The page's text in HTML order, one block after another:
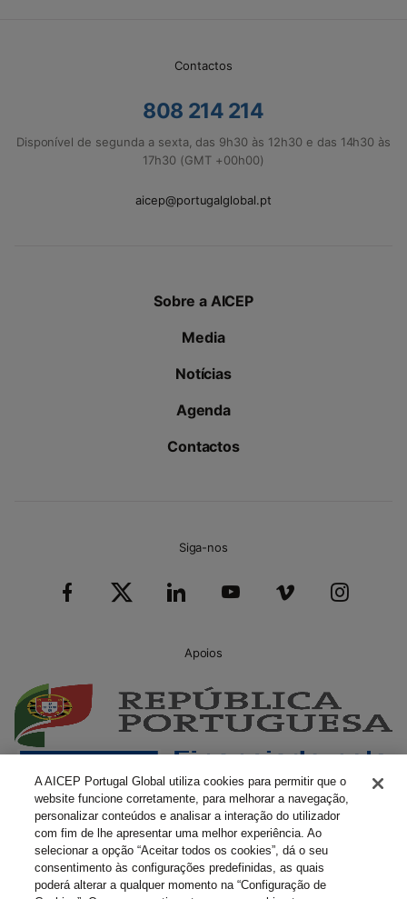
Contactos
808 214 214
Disponível de segunda a sexta, das 9h30 às 12h30 e das 14h30 às
17h30 (GMT +00h00)
aicep@portugalglobal.pt
Sobre a AICEP
Media
Notícias
Agenda
Contactos
Siga-nos
Apoios
A AICEP Portugal Global utiliza cookies para permitir que o
website funcione corretamente, para melhorar a navegação,
personalizar conteúdos e analisar a interação do utilizador
com fim de lhe apresentar uma melhor experiência. Ao
selecionar a opção “Aceitar todos os cookies”, dá o seu
consentimento às configurações predefinidas, as quais
poderá alterar a qualquer momento na “Configuração de